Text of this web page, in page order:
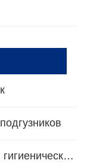
Самая лучшая машина для гигиенических салфеток